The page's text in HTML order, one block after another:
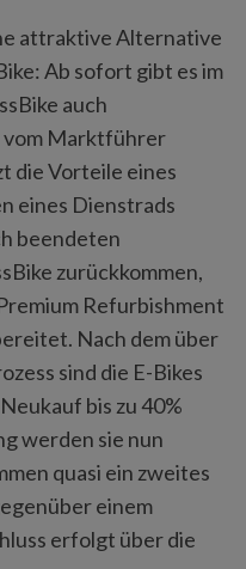
attraktive Alternative
Ab sofort gibt es im
auch
Marktführer
die Vorteile eines
eines Dienstrads
beendeten
zurückkommen,
Refurbishment
Nach dem über
sind die E-Bikes
bis zu 40%
werden sie nun
quasi ein zweites
einem
erfolgt über die